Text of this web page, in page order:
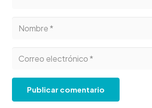
Publicar comentario